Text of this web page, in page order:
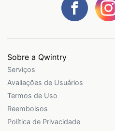
Sobre a Qwintry
Serviços
Avaliações de Usuários
Termos de Uso
Reembolsos
Política de Privacidade